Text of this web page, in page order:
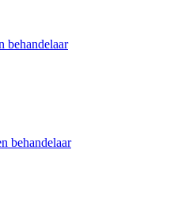
behandelaar
behandelaar